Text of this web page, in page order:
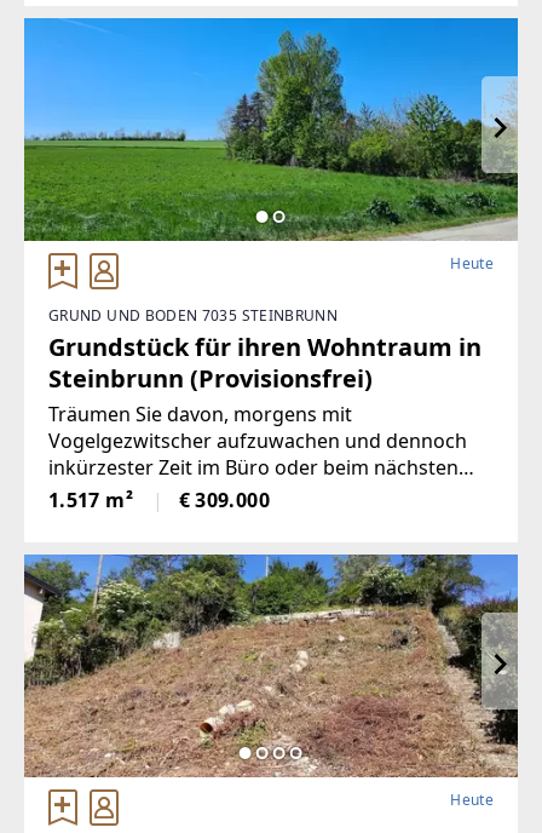
Heute
GRUND UND BODEN 7035 STEINBRUNN
Grundstück für ihren Wohntraum in
Steinbrunn (Provisionsfrei)
Träumen Sie davon, morgens mit
Vogelgezwitscher aufzuwachen und dennoch
inkürzester Zeit im Büro oder beim nächsten
Termin zu sein? Dieses großzügigeGrundstück
in 7035 Steinbrunn bietet Ihnen genau diese
1.517 m² € 309.000
Heute